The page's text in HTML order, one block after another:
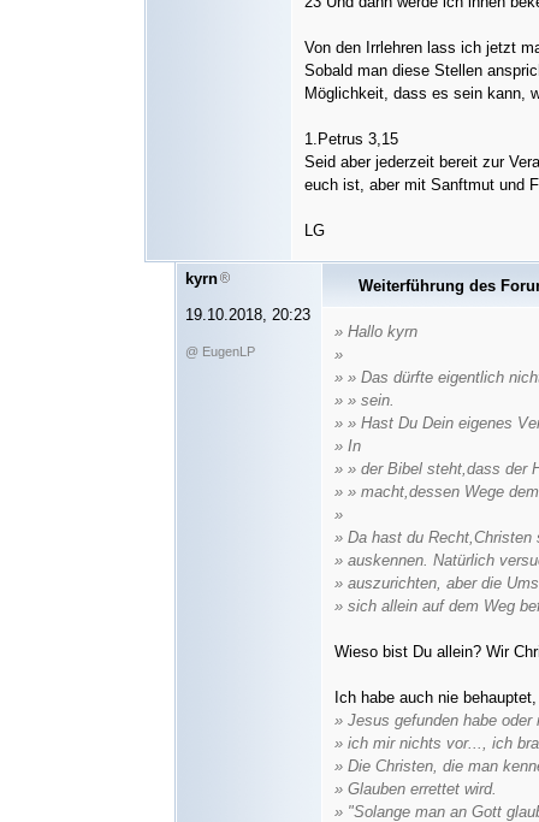
Von den Irrlehren lass ich jetzt
Sobald man diese Stellen
Möglichkeit, dass es sein kann,
1.Petrus 3,15
Seid aber jederzeit bereit zur
euch ist, aber mit Sanftmut und
LG
kyrn
19.10.2018, 20:23
@ EugenLP
Weiterführung des
» Hallo kyrn
»
» » Das dürfte eigentlich
» » sein.
» » Hast Du Dein eigenes
» In
» » der Bibel steht,dass der
» » macht,dessen Wege
»
» Da hast du
» auskennen. Natürlich
» auszurichten, aber die
» sich allein auf dem Weg
Wieso bist Du allein? Wir
Ich habe auch nie
» Jesus gefunden habe
» ich mir nichts vor..., ich
» Die Christen, die man
» Glauben errettet wird.
» "Solange man an Gott